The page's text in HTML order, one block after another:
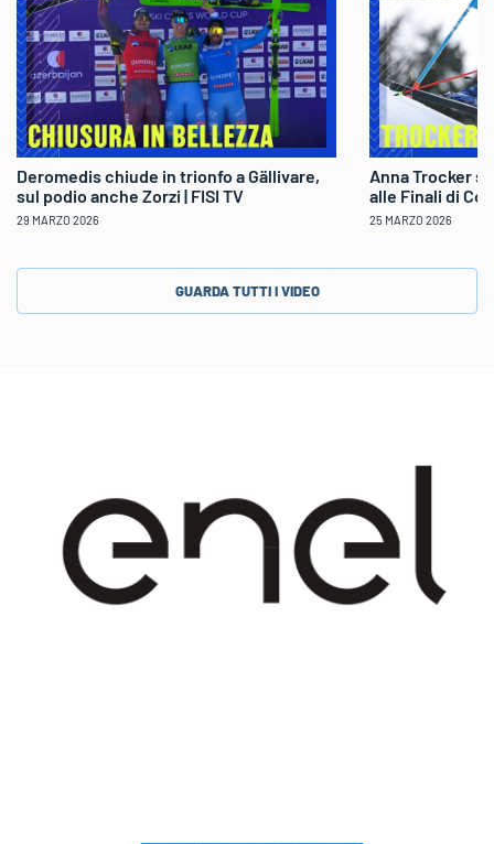
Deromedis chiude in trionfo a Gällivare,
sul podio anche Zorzi | FISI TV
29 MARZO 2026
Anna Trocker
alle Finali di
25 MARZO 2026
GUARDA TUTTI I VIDEO